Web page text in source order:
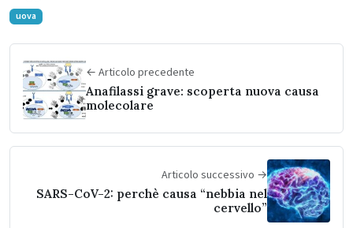
uova
← Articolo precedente
Anafilassi grave: scoperta nuova causa
molecolare
Articolo successivo →
SARS-CoV-2: perchè causa “nebbia nel
cervello”